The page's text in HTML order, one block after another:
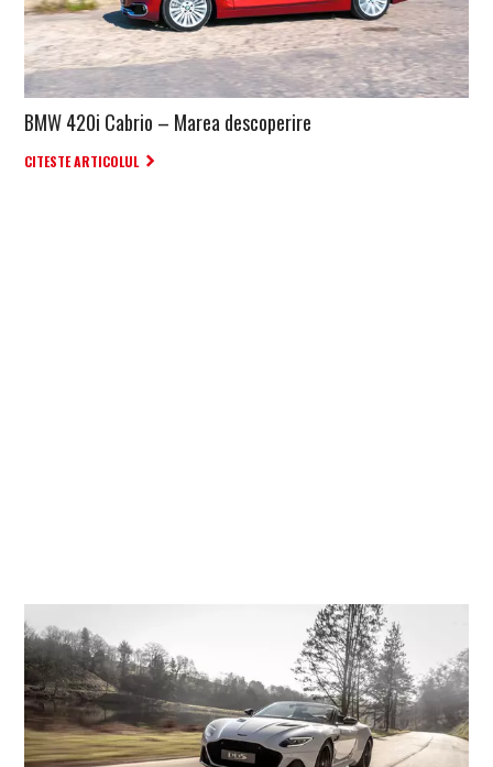
BMW 420i Cabrio – Marea descoperire
CITESTE ARTICOLUL